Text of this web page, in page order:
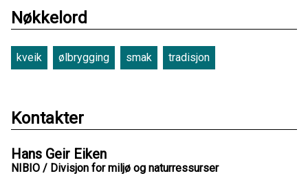
Nøkkelord
kveik ølbrygging smak tradisjon
Kontakter
Hans Geir Eiken
NIBIO / Divisjon for miljø og naturressurser